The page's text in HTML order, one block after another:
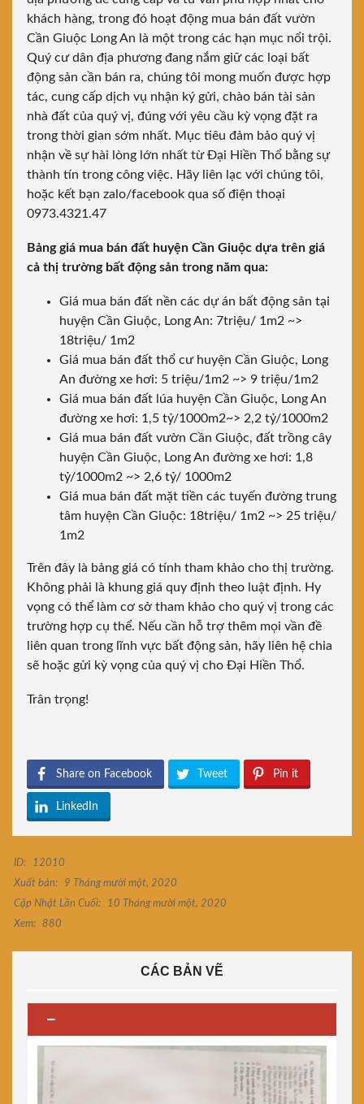
khách hàng, trong đó hoạt động mua bán đất vườn
Cần Giuộc Long An là một trong các hạn mục nổi trội.
Quý cư dân địa phương đang nắm giữ các loại bất
động sản cần bán ra, chúng tôi mong muốn được hợp
tác, cung cấp dịch vụ nhận ký gửi, chào bán tài sản
nhà đất của quý vị, đúng với yêu cầu kỳ vọng đặt ra
trong thời gian sớm nhất. Mục tiêu đảm bảo quý vị
nhận về sự hài lòng lớn nhất từ Đại Hiền Thổ bằng sự
thành tín trong công việc. Hãy liên lạc với chúng tôi,
hoặc kết bạn zalo/facebook qua số điện thoại
0973.4321.47
Bảng giá mua bán đất huyện Cần Giuộc dựa trên giá
cả thị trường bất động sản trong năm qua:
Giá mua bán đất nền các dự án bất động sản tại
huyện Cần Giuộc, Long An: 7triệu/ 1m2 ~>
18triệu/ 1m2
Giá mua bán đất thổ cư huyện Cần Giuộc, Long
An đường xe hơi: 5 triệu/1m2 ~> 9 triệu/1m2
Giá mua bán đất lúa huyện Cần Giuộc, Long An
đường xe hơi: 1,5 tỷ/1000m2~> 2,2 tỷ/1000m2
Giá mua bán đất vườn Cần Giuộc, đất trồng cây
huyện Cần Giuộc, Long An đường xe hơi: 1,8
tỷ/1000m2 ~> 2,6 tỷ/ 1000m2
Giá mua bán đất mặt tiền các tuyến đường trung
tâm huyện Cần Giuộc: 18triệu/ 1m2 ~> 25 triệu/
1m2
Trên đây là bảng giá có tính tham khảo cho thị trường.
Không phải là khung giá quy định theo luật định. Hy
vọng có thể làm cơ sở tham khảo cho quý vị trong các
trường hợp cụ thể. Nếu cần hỗ trợ thêm mọi vần đề
liên quan trong lĩnh vực bất động sản, hãy liên hệ chia
sẽ hoặc gửi kỳ vọng của quý vị cho Đại Hiền Thổ.
Trân trọng!
Share on Facebook Tweet Pin it
LinkedIn
ID:
12010
Xuất bản:
9 Tháng mười một, 2020
Cập Nhật Lần Cuối:
10 Tháng mười một, 2020
Xem:
880
CÁC BẢN VẼ